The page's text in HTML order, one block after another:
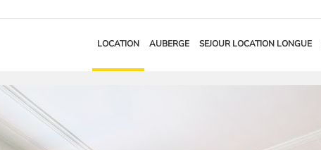
LOCATION AUBERGE SEJOUR LOCATION LONGUE